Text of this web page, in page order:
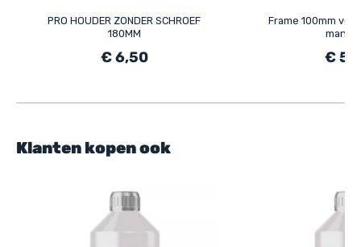
PRO HOUDER ZONDER SCHROEF
180MM
€ 6,50
Frame 100mm
€
Klanten kopen ook